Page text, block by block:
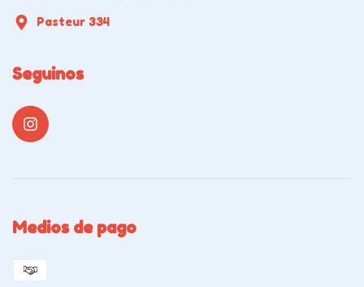
Pasteur 334
Seguinos
Medios de pago